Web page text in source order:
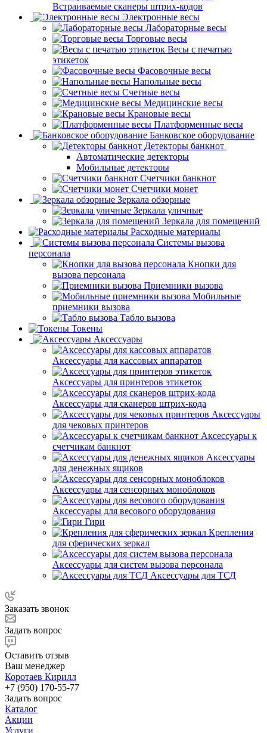
Встраиваемые сканеры штрих-кодов
Электронные весы
Лабораторные весы
Торговые весы
Весы с печатью
этикеток
Фасовочные весы
Напольные весы
Счетные весы
Медицинские весы
Крановые весы
Платформенные весы
Банковское оборудование
Детекторы банкнот
Автоматические детекторы
Мобильные детекторы
Счетчики банкнот
Счетчики монет
Зеркала обзорные
Зеркала уличные
Зеркала для помещений
Расходные материалы
Системы вызова
персонала
Кнопки для
вызова персонала
Приемники вызова
Мобильные
приемники вызова
Табло вызова
Токены
Аксессуары
Аксессуары для кассовых аппаратов
Аксессуары для принтеров этикеток
Аксессуары для сканеров штрих-кода
Аксессуары
для чековых принтеров
Аксессуары к
счетчикам банкнот
Аксессуары
для денежных ящиков
Аксессуары для сенсорных моноблоков
Аксессуары для весового оборудования
Гири
Крепления
для сферических зеркал
Аксессуары для систем вызова персонала
Аксессуары для ТСД
Заказать звонок
Задать вопрос
Оставить отзыв
Ваш менеджер
Коротаев Кирилл
+7 (950) 170-55-77
Задать вопрос
Каталог
Акции
Услуги